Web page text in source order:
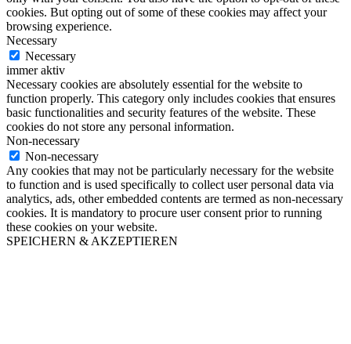
cookies. But opting out of some of these cookies may affect your
browsing experience.
Necessary
Necessary
immer aktiv
Necessary cookies are absolutely essential for the website to
function properly. This category only includes cookies that ensures
basic functionalities and security features of the website. These
cookies do not store any personal information.
Non-necessary
Non-necessary
Any cookies that may not be particularly necessary for the website
to function and is used specifically to collect user personal data via
analytics, ads, other embedded contents are termed as non-necessary
cookies. It is mandatory to procure user consent prior to running
these cookies on your website.
SPEICHERN & AKZEPTIEREN